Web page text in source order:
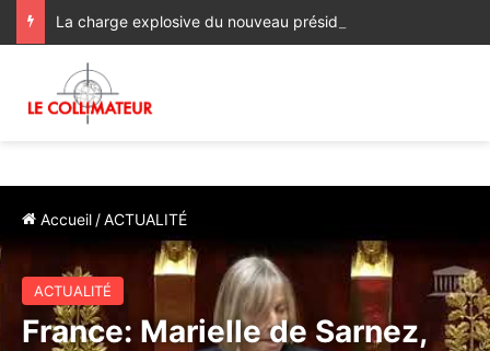
Accueil /ACTUALITÉ
ACTUALITÉ
France: Marielle de Sarnez,